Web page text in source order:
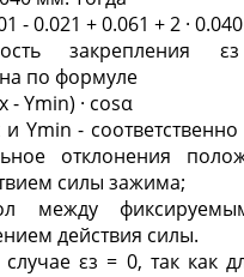
- 0.021 + 0.061 + 2 ·
закрепления εз
по формуле
- Ymin) · cosα
и Ymin -
отклонения
силы зажима;
между
действия силы.
εз = 0, так как